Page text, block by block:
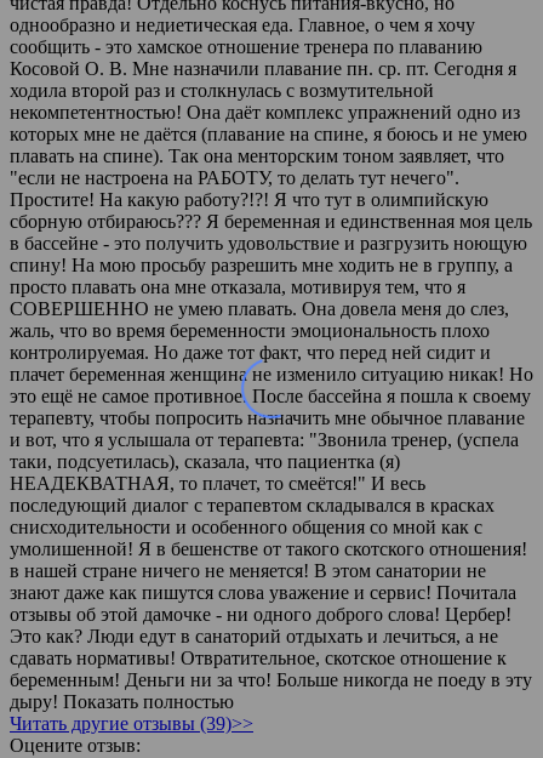
однообразно и недиетическая еда. Главное, о чем я хочу
сообщить - это хамское отношение тренера по плаванию
Косовой О. В. Мне назначили плавание пн. ср. пт. Сегодня я
ходила второй раз и столкнулась с возмутительной
некомпетентностью! Она даёт комплекс упражнений одно из
которых мне не даётся (плавание на спине, я боюсь и не умею
плавать на спине). Так она менторским тоном заявляет, что
"если не настроена на РАБОТУ, то делать тут нечего".
Простите! На какую работу?!?! Я что тут в олимпийскую
сборную отбираюсь??? Я беременная и единственная моя цель
в бассейне - это получить удовольствие и разгрузить ноющую
спину! На мою просьбу разрешить мне ходить не в группу, а
просто плавать она мне отказала, мотивируя тем, что я
СОВЕРШЕННО не умею плавать. Она довела меня до слез,
жаль, что во время беременности эмоциональность плохо
контролируемая. Но даже тот факт, что перед ней сидит и
плачет беременная женщина не изменило ситуацию никак! Но
это ещё не самое противное. После бассейна я пошла к своему
терапевту, чтобы попросить назначить мне обычное плавание
и вот, что я услышала от терапевта: "Звонила тренер, (успела
таки, подсуетилась), сказала, что пациентка (я)
НЕАДЕКВАТНАЯ, то плачет, то смеётся!" И весь
последующий диалог с терапевтом складывался в красках
снисходительности и особенного общения со мной как с
умолишенной! Я в бешенстве от такого скотского отношения!
в нашей стране ничего не меняется! В этом санатории не
знают даже как пишутся слова уважение и сервис! Почитала
отзывы об этой дамочке - ни одного доброго слова! Цербер!
Это как? Люди едут в санаторий отдыхать и лечиться, а не
сдавать нормативы! Отвратительное, скотское отношение к
беременным! Деньги ни за что! Больше никогда не поеду в эту
дыру! Показать полностью
Читать другие отзывы (39)>>
Оцените отзыв: